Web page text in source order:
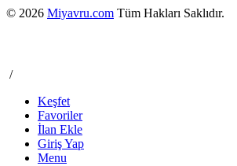
© 2026 Miyavru.com Tüm Hakları Saklıdır.
/
Keşfet
Favoriler
İlan Ekle
Giriş Yap
Menu